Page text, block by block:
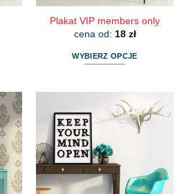
Plakat VIP members only
cena od: 18 zł
WYBIERZ OPCJE
wiele
wariantów.
Opcje
można
wybrać
na